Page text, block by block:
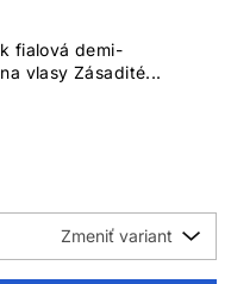
fialová demi-
vlasy Zásadité...